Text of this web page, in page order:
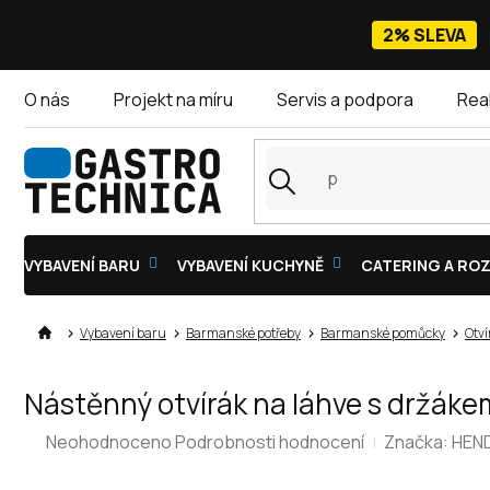
2% SLEVA
O nás Projekt na míru Servis a podpora
VYBAVENÍ BARU VYBAVENÍ KUCHYNĚ CATERING A
Vybavení baru Barmanské potřeby Barmanské pomůcky
Nástěnný otvírák na láhve s
Průměrné
NeohodnocenoPodrobnosti hodnocení Značka: